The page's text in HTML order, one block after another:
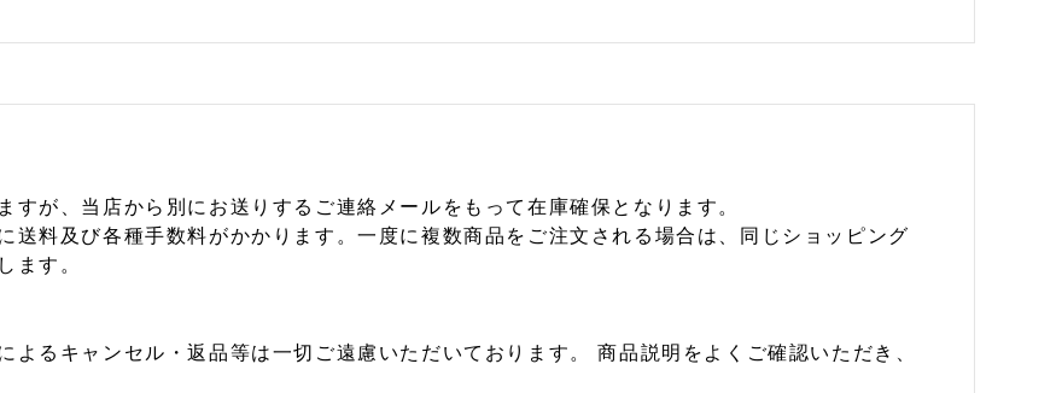
すが、当店から別にお送りするご連絡メールをもって在庫確保となります。
送料及び各種手数料がかかります。一度に複数商品をご注文される場合は、同じショッピング
ます。
よるキャンセル・返品等は一切ご遠慮いただいております。 商品説明をよくご確認いただき、